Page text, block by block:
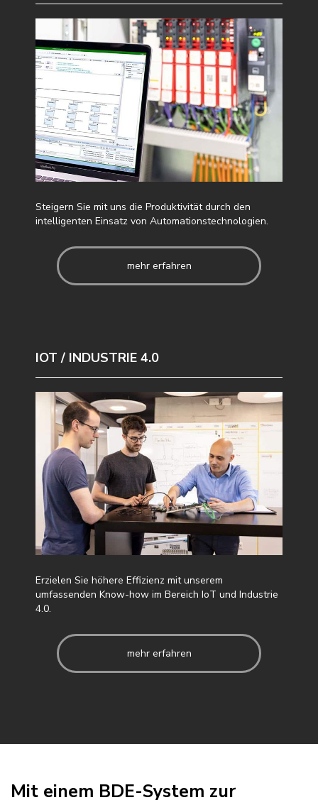
Steigern Sie mit uns die Produktivität durch den
intelligenten Einsatz von Automationstechnologien.
mehr erfahren
IOT / INDUSTRIE 4.0
Erzielen Sie höhere Effizienz mit unserem
umfassenden Know-how im Bereich IoT und Industrie
4.0.
mehr erfahren
Mit einem BDE-System zur